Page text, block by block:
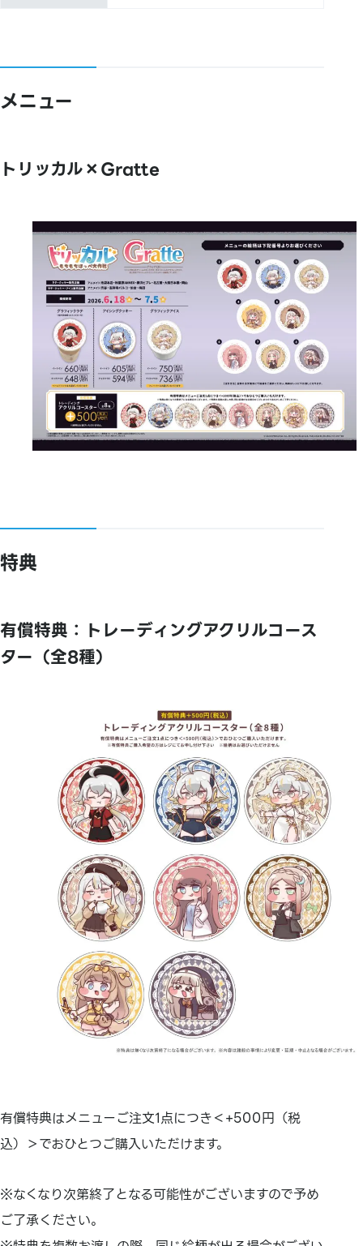
メニュー
トリッカル×Gratte
特典
有償特典：トレーディングアクリルコース
ター（全8種）
有償特典はメニューご注文1点につき＜+500円（税
込）＞でおひとつご購入いただけます。
※なくなり次第終了となる可能性がございますので予め
ご了承ください。